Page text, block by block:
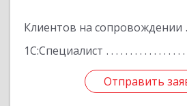
Клиентов на сопровождении
1С:Специалист
Отправить
Отправить